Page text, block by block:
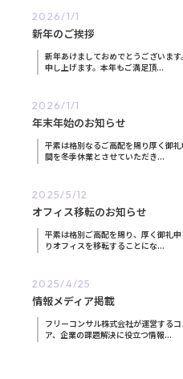
2026/1/1
新年のご挨拶
新年あけましておめでとうございま
申し上げます。本年もご満足頂...
2026/1/1
年末年始のお知らせ
平素は格別なるご高配を賜り厚く御
間を冬季休業とさせていただき...
2025/5/12
オフィス移転のお知らせ
平素は格別ご高配を賜り、厚く御礼
りオフィスを移転することにな...
2025/4/25
情報メディア掲載
フリーコンサル株式会社が運営する
ア、企業の課題解決に役立つ情報...